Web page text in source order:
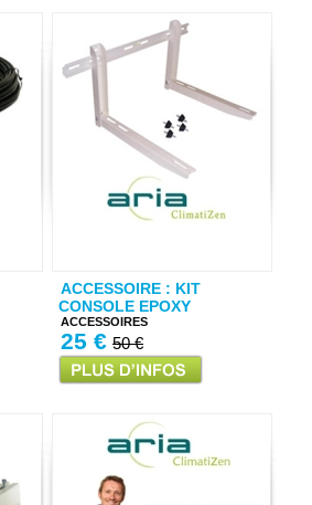
ACCESSOIRE : KIT
CONSOLE EPOXY
ACCESSOIRES
25 € 50 €